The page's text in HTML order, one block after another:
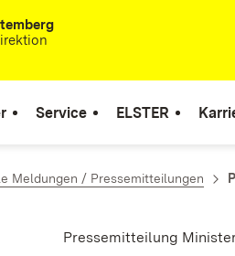
Service ELSTER
Meldungen / Pressemitteilungen
Pressemitteilung